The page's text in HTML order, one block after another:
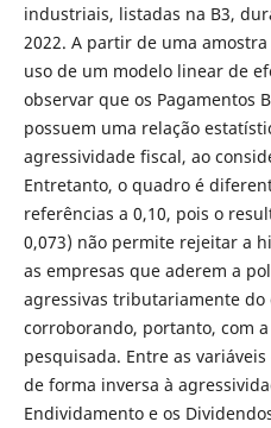
industriais, listadas na B3,
2022. A partir de uma
uso de um modelo linear de
observar que os Pagamentos
possuem uma relação
agressividade fiscal, ao
Entretanto, o quadro é
referências a 0,10, pois o
0,073) não permite rejeitar a
as empresas que aderem a
agressivas tributariamente do
corroborando, portanto, com
pesquisada. Entre as
de forma inversa à
Endividamento e os